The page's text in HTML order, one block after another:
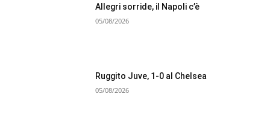
Allegri sorride, il Napoli c’è
05/08/2026
Ruggito Juve, 1-0 al Chelsea
05/08/2026